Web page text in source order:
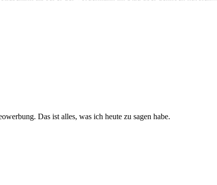
Das ist alles, was ich heute zu sagen habe.